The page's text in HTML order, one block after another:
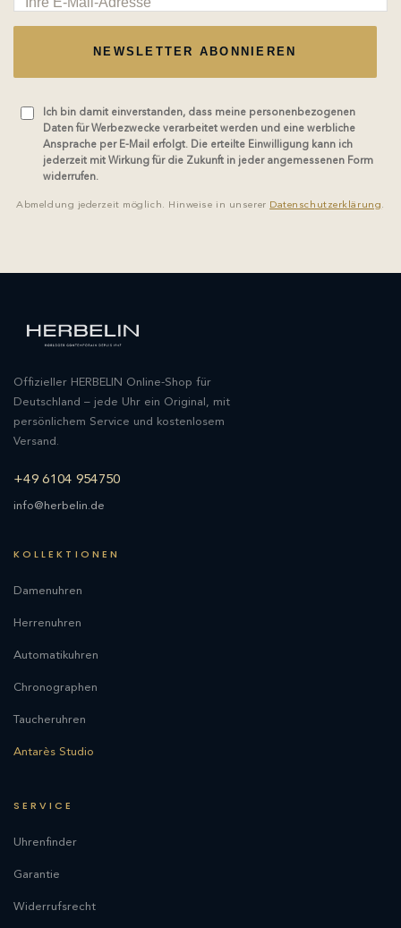
NEWSLETTER ABONNIEREN
Ich bin damit einverstanden, dass meine personenbezogenen
Daten für Werbezwecke verarbeitet werden und eine werbliche
Ansprache per E-Mail erfolgt. Die erteilte Einwilligung kann ich
jederzeit mit Wirkung für die Zukunft in jeder angemessenen Form
widerrufen.
Abmeldung jederzeit möglich. Hinweise in unserer Datenschutzerklärung.
Offizieller HERBELIN Online-Shop für
Deutschland – jede Uhr ein Original, mit
persönlichem Service und kostenlosem
Versand.
+49 6104 954750
info@herbelin.de
KOLLEKTIONEN
Damenuhren
Herrenuhren
Automatikuhren
Chronographen
Taucheruhren
Antarès Studio
SERVICE
Uhrenfinder
Garantie
Widerrufsrecht